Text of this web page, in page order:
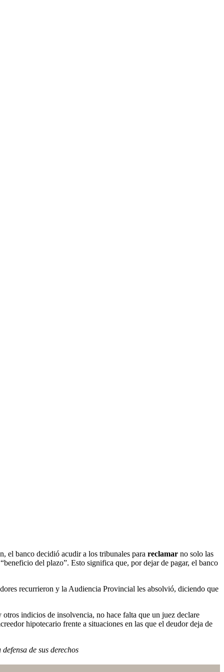
el banco decidió acudir a los tribunales para reclamar no solo las
del plazo”. Esto significa que, por dejar de pagar, el banco
recurrieron y la Audiencia Provincial les absolvió, diciendo que
otros indicios de insolvencia, no hace falta que un juez declare
hipotecario frente a situaciones en las que el deudor deja de
de sus derechos